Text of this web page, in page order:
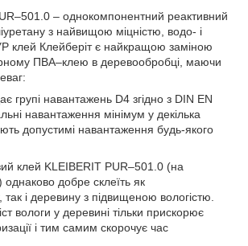
– однокомпонентний реактивний
з найвищою міцністю, водо- і
клей Клейберіт є найкращою заміною
ПВА–клею в деревообробці, маючи
групі навантажень D4 згідно з DIN EN
навантаження мінімум у декілька
допустимі навантаження будь-якого
клей KLEIBERIT PUR–501.0 (на
однаково добре склеїть як
і деревину з підвищеною вологістю.
вологи у деревині тільки прискорює
і тим самим скорочує час